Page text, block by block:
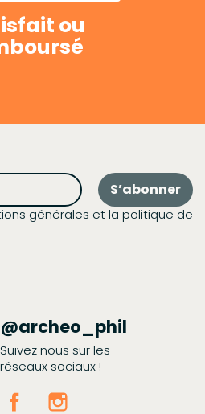
ou
générales et la politique de
@archeo_phil
Suivez nous sur les
réseaux sociaux !
Facebook